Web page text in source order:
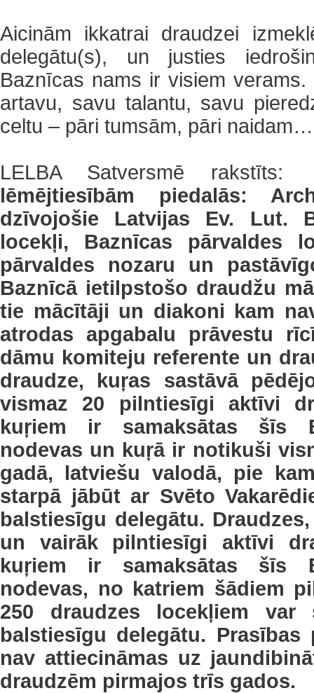
Aicinām ikkatrai draudzei
delegātu(s), un justies
Baznīcas nams ir visiem
artavu, savu talantu, savu
celtu – pāri tumsām, pāri naidam…
LELBA Satversmē rakstīts:
lēmējtiesībām piedalās:
dzīvojošie Latvijas Ev. Lut.
locekļi, Baznīcas pārvaldes
pārvaldes nozaru un
Baznīcā ietilpstošo draudžu
tie mācītāji un diakoni kam
atrodas apgabalu prāvestu
dāmu komiteju referente un
draudze, kuŗas sastāvā
vismaz 20 pilntiesīgi aktīvi
kuŗiem ir samaksātas šīs
nodevas un kuŗā ir notikuši
gadā, latviešu valodā, pie
starpā jābūt ar Svēto
balstiesīgu delegātu.
un vairāk pilntiesīgi aktīvi
kuŗiem ir samaksātas šīs
nodevas, no katriem šādiem
250 draudzes locekļiem
balstiesīgu delegātu.
nav attiecināmas uz
draudzēm pirmajos trīs gados.